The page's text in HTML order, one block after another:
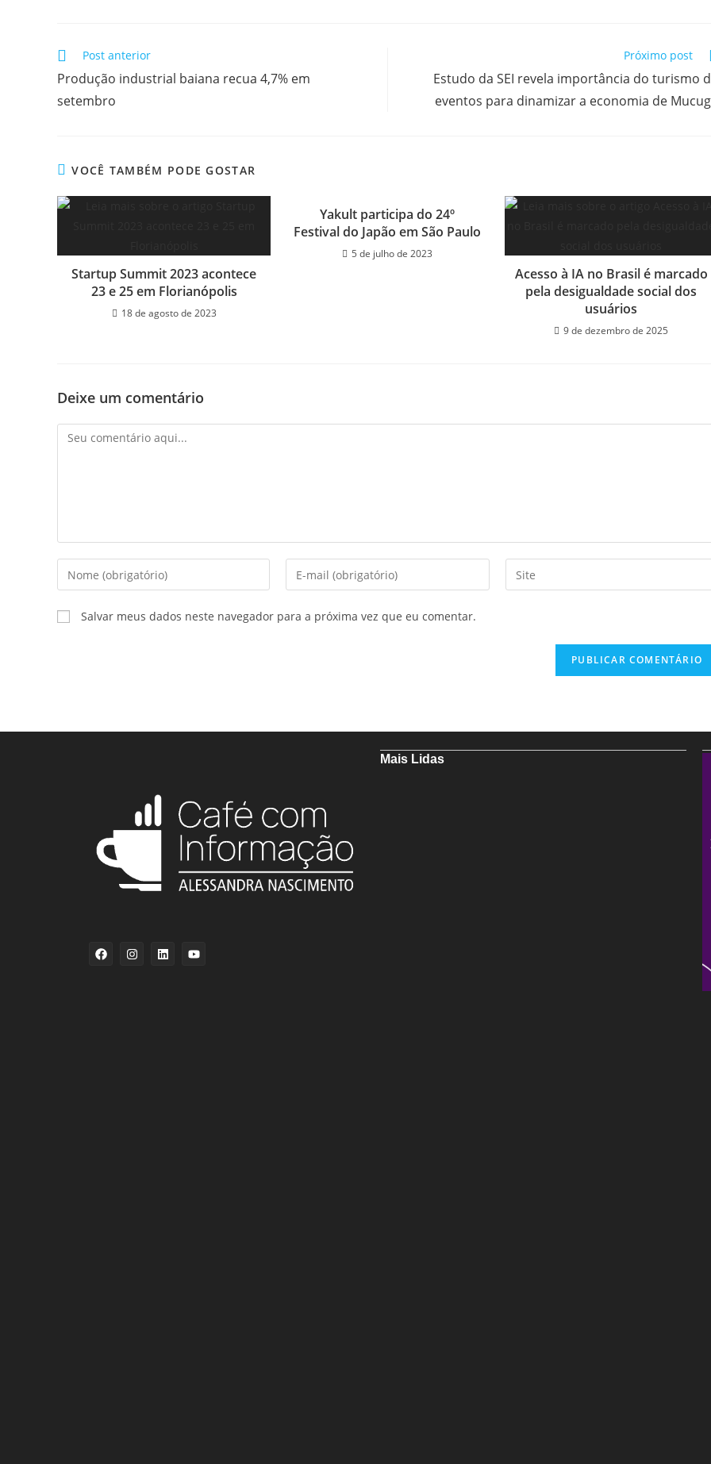
Post anterior
Produção industrial baiana recua 4,7% em
setembro
Próximo post
Estudo da SEI revela importância do turismo
eventos para dinamizar a economia de
VOCÊ TAMBÉM PODE GOSTAR
Startup Summit 2023 acontece
23 e 25 em Florianópolis
18 de agosto de 2023
Yakult participa do 24º
Festival do Japão em São Paulo
5 de julho de 2023
Acesso à IA no Brasil é marcado
pela desigualdade social dos
usuários
9 de dezembro de 2025
Deixe um comentário
Salvar meus dados neste navegador para a próxima vez que eu comentar.
Mais Lidas